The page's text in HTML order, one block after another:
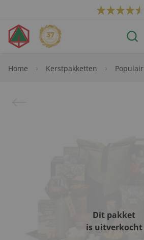
Home Kerstpakketten Populair
Dit pakket
is uitverkocht